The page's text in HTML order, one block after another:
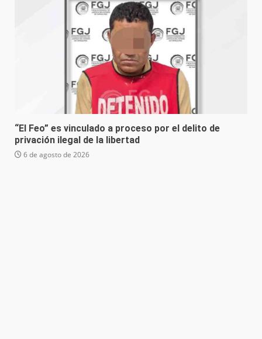
“El Feo” es vinculado a proceso por el delito de
privación ilegal de la libertad
6 de agosto de 2026